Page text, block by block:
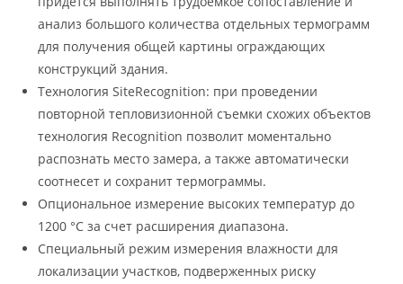
анализ большого количества отдельных термограмм
для получения общей картины ограждающих
конструкций здания.
Технология SiteRecognition: при проведении
повторной тепловизионной съемки схожих объектов
технология Recognition позволит моментально
распознать место замера, а также автоматически
соотнесет и сохранит термограммы.
Опциональное измерение высоких температур до
1200 °C за счет расширения диапазона.
Специальный режим измерения влажности для
локализации участков, подверженных риску